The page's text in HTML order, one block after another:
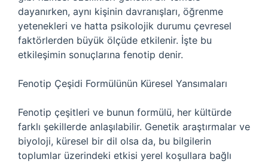
dayanırken, aynı kişinin davranışları, öğrenme
yetenekleri ve hatta psikolojik durumu çevresel
faktörlerden büyük ölçüde etkilenir. İşte bu
etkileşimin sonuçlarına fenotip denir.
Fenotip Çeşidi Formülünün Küresel Yansımaları
Fenotip çeşitleri ve bunun formülü, her kültürde
farklı şekillerde anlaşılabilir. Genetik araştırmalar ve
biyoloji, küresel bir dil olsa da, bu bilgilerin
toplumlar üzerindeki etkisi yerel koşullara bağlı